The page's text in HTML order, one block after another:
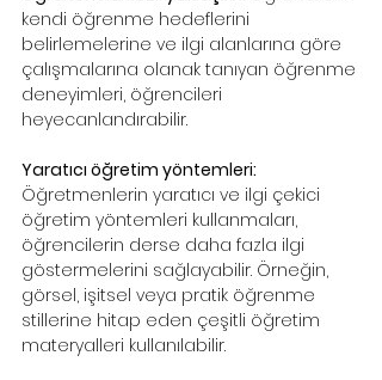
kendi öğrenme hedeflerini
belirlemelerine ve ilgi alanlarına göre
çalışmalarına olanak tanıyan öğrenme
deneyimleri, öğrencileri
heyecanlandırabilir.
Yaratıcı öğretim yöntemleri:
Öğretmenlerin yaratıcı ve ilgi çekici
öğretim yöntemleri kullanmaları,
öğrencilerin derse daha fazla ilgi
göstermelerini sağlayabilir. Örneğin,
görsel, işitsel veya pratik öğrenme
stillerine hitap eden çeşitli öğretim
materyalleri kullanılabilir.